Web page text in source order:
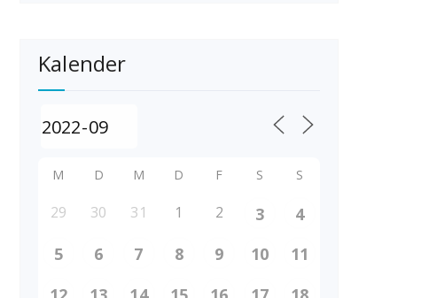
Kalender
M D M D F S S
29 30 31 1 2 3
4
5
6 7 8 9 10
11